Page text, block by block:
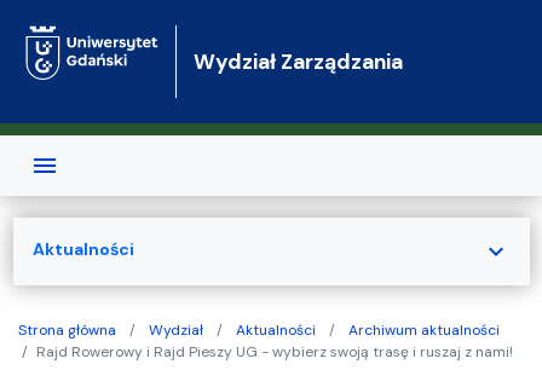
Wydział Zarządzania
Strona główna Wydział Aktualności
Archiwum aktualności
Rajd Rowerowy i Rajd Pieszy UG - wybierz swoją trasę i ruszaj z nami!
Aktualności expand_more